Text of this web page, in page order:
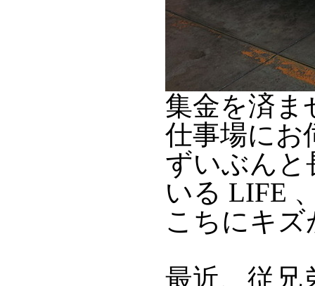
集金を済ま
仕事場にお
ずいぶんと
いる LIFE
こちにキズ
最近、従兄